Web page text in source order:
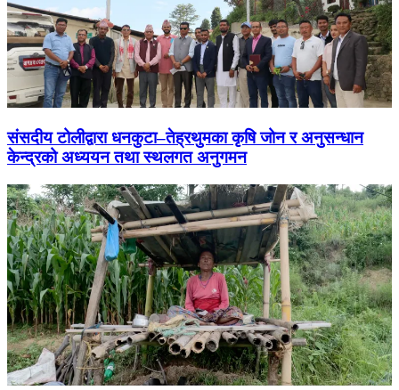
संसदीय टोलीद्वारा धनकुटा–तेह्रथुमका कृषि जोन र अनुसन्धान
केन्द्रको अध्ययन तथा स्थलगत अनुगमन